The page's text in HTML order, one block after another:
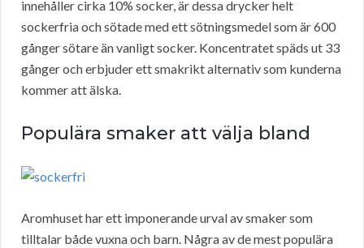
innehåller cirka 10% socker, är dessa drycker helt
sockerfria och sötade med ett sötningsmedel som är 600
gånger sötare än vanligt socker. Koncentratet späds ut 33
gånger och erbjuder ett smakrikt alternativ som kunderna
kommer att älska.
Populära smaker att välja bland
Aromhuset har ett imponerande urval av smaker som
tilltalar både vuxna och barn. Några av de mest populära